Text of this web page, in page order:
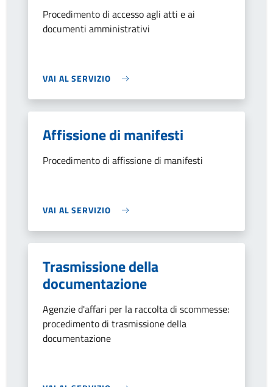
Procedimento di accesso agli atti e ai
documenti amministrativi
VAI AL SERVIZIO
Affissione di manifesti
Procedimento di affissione di manifesti
VAI AL SERVIZIO
Trasmissione della
documentazione
Agenzie d'affari per la raccolta di scommesse:
procedimento di trasmissione della
documentazione